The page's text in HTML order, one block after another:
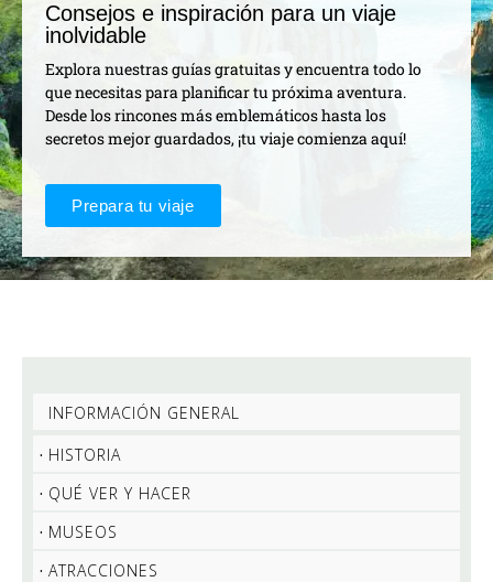
Consejos e inspiración para un viaje
inolvidable
Explora nuestras guías gratuitas y encuentra todo lo
que necesitas para planificar tu próxima aventura.
Desde los rincones más emblemáticos hasta los
secretos mejor guardados, ¡tu viaje comienza aquí!
Prepara tu viaje
INFORMACIÓN GENERAL
HISTORIA
QUÉ VER Y HACER
MUSEOS
ATRACCIONES